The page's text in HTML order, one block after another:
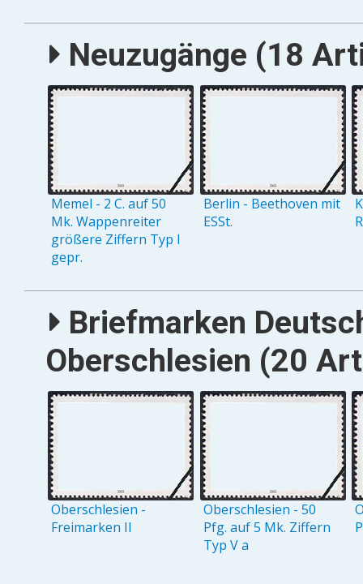
Neuzugänge (18
Memel - 2 C. auf 50
Mk. Wappenreiter
größere Ziffern Typ I
gepr.
Berlin - Beethoven mit
ESSt.
Briefmarken
Oberschlesien (20
Oberschlesien -
Freimarken II
Oberschlesien - 50
Pfg. auf 5 Mk. Ziffern
Typ V a